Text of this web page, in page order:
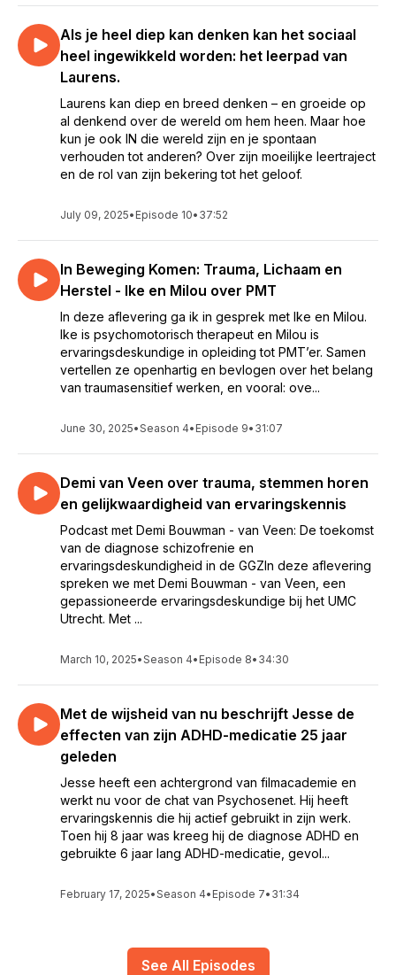
Als je heel diep kan denken kan het sociaal
heel ingewikkeld worden: het leerpad van
Laurens.
Laurens kan diep en breed denken – en groeide op
al denkend over de wereld om hem heen. Maar hoe
kun je ook IN die wereld zijn en je spontaan
verhouden tot anderen? Over zijn moeilijke leertraject
en de rol van zijn bekering tot het geloof.
July 09, 2025• Episode 10• 37:52
In Beweging Komen: Trauma, Lichaam en
Herstel - Ike en Milou over PMT
In deze aflevering ga ik in gesprek met Ike en Milou.
Ike is psychomotorisch therapeut en Milou is
ervaringsdeskundige in opleiding tot PMT’er. Samen
vertellen ze openhartig en bevlogen over het belang
van traumasensitief werken, en vooral: ove...
June 30, 2025•Season 4• Episode 9• 31:07
Demi van Veen over trauma, stemmen horen
en gelijkwaardigheid van ervaringskennis
Podcast met Demi Bouwman - van Veen: De toekomst
van de diagnose schizofrenie en
ervaringsdeskundigheid in de GGZIn deze aflevering
spreken we met Demi Bouwman - van Veen, een
gepassioneerde ervaringsdeskundige bij het UMC
Utrecht. Met ...
March 10, 2025•Season 4• Episode 8• 34:30
Met de wijsheid van nu beschrijft Jesse de
effecten van zijn ADHD-medicatie 25 jaar
geleden
Jesse heeft een achtergrond van filmacademie en
werkt nu voor de chat van Psychosenet. Hij heeft
ervaringskennis die hij actief gebruikt in zijn werk.
Toen hij 8 jaar was kreeg hij de diagnose ADHD en
gebruikte 6 jaar lang ADHD-medicatie, gevol...
February 17, 2025•Season 4• Episode 7• 31:34
See All Episodes